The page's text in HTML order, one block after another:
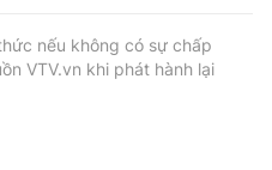
nếu không có sự chấp
VTV.vn khi phát hành lại